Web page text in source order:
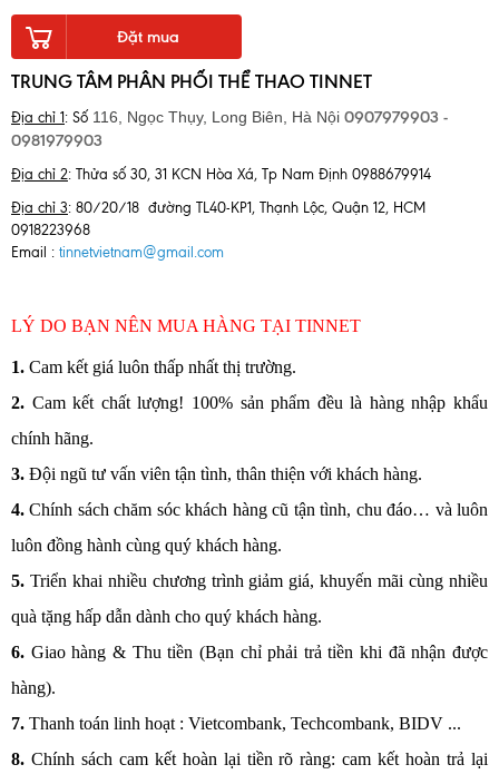
Đặt mua
TRUNG TÂM PHÂN PHỐI THỂ THAO TINNET
Địa chỉ 1 : Số 116, Ngọc Thụy, Long Biên, Hà Nội 0907979903 -
0981979903
Địa chỉ 2: Thửa số 30, 31 KCN Hòa Xá, Tp Nam Định 0988679914
Địa chỉ 3: 80/20/18 đường TL40-KP1, Thạnh Lộc, Quận 12, HCM
0918223968
Email : tinnetvietnam@gmail.com
LÝ DO BẠN NÊN MUA HÀNG TẠI TINNET
1. Cam kết giá luôn thấp nhất thị trường.
2. Cam kết chất lượng! 100% sản phẩm đều là hàng nhập khẩu
chính hãng.
3. Đội ngũ tư vấn viên tận tình, thân thiện với khách hàng.
4. Chính sách chăm sóc khách hàng cũ tận tình, chu đáo… và luôn
luôn đồng hành cùng quý khách hàng.
5. Triển khai nhiều chương trình giảm giá, khuyến mãi cùng nhiều
quà tặng hấp dẫn dành cho quý khách hàng.
6. Giao hàng & Thu tiền (Bạn chỉ phải trả tiền khi đã nhận được
hàng).
7. Thanh toán linh hoạt : Vietcombank, Techcombank, BIDV ...
8. Chính sách cam kết hoàn lại tiền rõ ràng: cam kết hoàn trả lại